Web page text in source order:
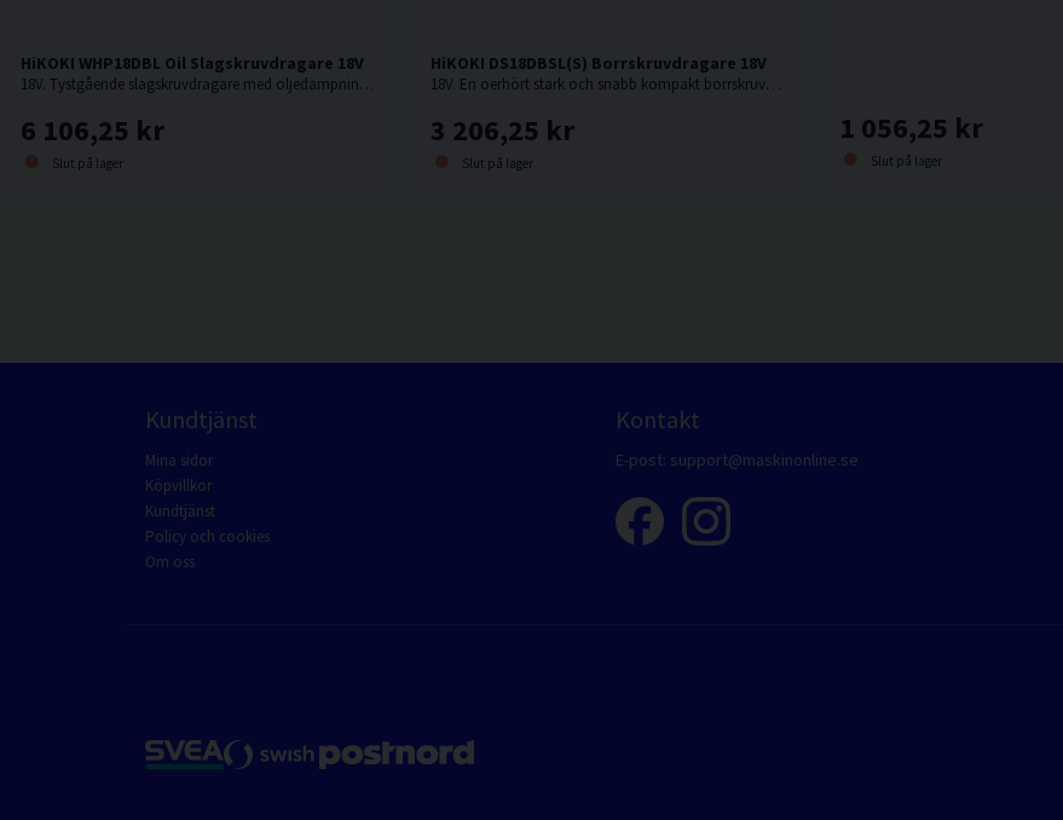
HiKOKI WHP18DBL Oil Slagskruvdragare 18V
18V. Tystgående slagskruvdragare med oljedämpning, perfekt i bullerkänsliga miljöer.
6 106,25 kr
Slut på lager
HiKOKI DS18DBSL(S) Borrskruvdragare 18V
18V. En oerhört stark och snabb kompakt borrskruvdragare från Hikoki.
3 206,25 kr
Slut på lager
1 056,25 kr
Slut på lager
Kundtjänst
Mina sidor
Köpvillkor
Kundtjänst
Policy och cookies
Om oss
Kontakt
E-post: support@maskinonline.se